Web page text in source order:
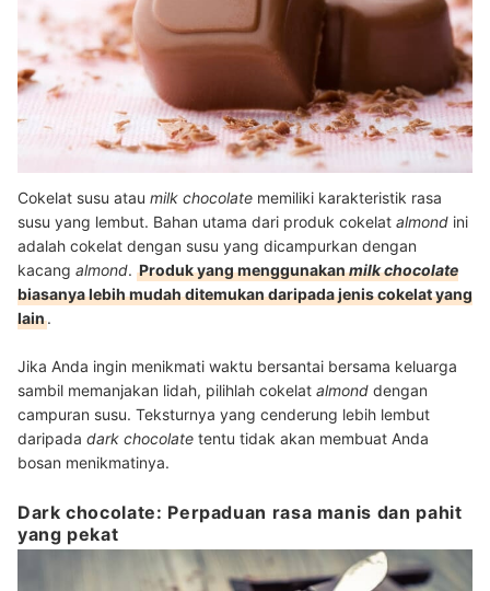
Cokelat susu atau milk chocolate memiliki karakteristik rasa
susu yang lembut. Bahan utama dari produk cokelat almond ini
adalah cokelat dengan susu yang dicampurkan dengan
kacang almond. Produk yang menggunakanmilk chocolate
biasanya lebih mudah ditemukan daripada jenis cokelat yang
lain.
Jika Anda ingin menikmati waktu bersantai bersama keluarga
sambil memanjakan lidah, pilihlah cokelat almond dengan
campuran susu. Teksturnya yang cenderung lebih lembut
daripada dark chocolate tentu tidak akan membuat Anda
bosan menikmatinya.
Dark chocolate: Perpaduan rasa manis dan pahit
yang pekat